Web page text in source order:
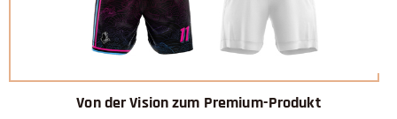
Von der Vision zum Premium-Produkt